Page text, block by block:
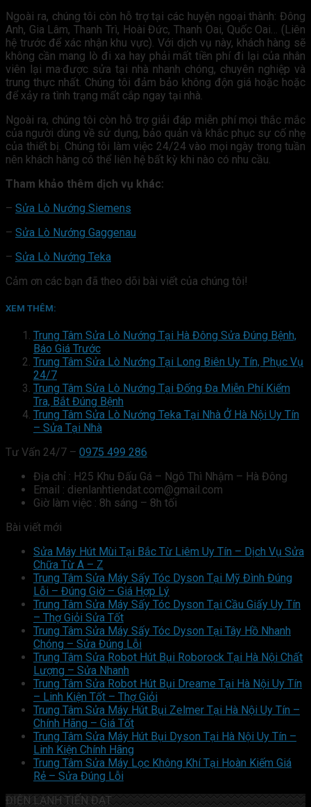
Ngoài ra, chúng tôi còn hỗ trợ tại các huyện ngoại thành: Đông
Anh, Gia Lâm, Thanh Trì, Hoài Đức, Thanh Oai, Quốc Oai… (Liên
hệ trước để xác nhận khu vực). Với dịch vụ này, khách hàng sẽ
không cần mang lò đi xa hay phải mất tiền phí đi lại của nhân
viên lại ma·được sửa tại nhà nhanh chóng, chuyên nghiệp và
trung thực nhất. Chúng tôi đảm bảo không độn giá hoặc hoặc
để xảy ra tình trạng mất cắp ngay tại nhà.
Ngoài ra, chúng tôi còn hỗ trợ giải đáp miễn phí mọi thắc mắc
của người dùng về sử dụng, bảo quản và khắc phục sự cố nhẹ
của thiết bị. Chúng tôi làm việc 24/24 vào mọi ngày trong tuần
nên khách hàng có thể liên hệ bất kỳ khi nào có nhu cầu.
Tham khảo thêm dịch vụ khác:
– Sửa Lò Nướng Siemens
– Sửa Lò Nướng Gaggenau
– Sửa Lò Nướng Teka
Cảm ơn các bạn đã theo dõi bài viết của chúng tôi!
XEM THÊM:
Trung Tâm Sửa Lò Nướng Tại Hà Đông Sửa Đúng Bệnh,
Báo Giá Trước
Trung Tâm Sửa Lò Nướng Tại Long Biên Uy Tín, Phục Vụ
24/7
Trung Tâm Sửa Lò Nướng Tại Đống Đa Miễn Phí Kiểm
Tra, Bắt Đúng Bệnh
Trung Tâm Sửa Lò Nướng Teka Tại Nhà Ở Hà Nội Uy Tín
– Sửa Tại Nhà
Tư Vấn 24/7 – 0975 499 286
Địa chỉ : H25 Khu Đấu Gá – Ngô Thì Nhậm – Hà Đông
Email : dienlanhtiendat.com@gmail.com
Giờ làm việc : 8h sáng – 8h tối
Bài viết mới
Sửa Máy Hút Mùi Tại Bắc Từ Liêm Uy Tín – Dịch Vụ Sửa
Chữa Từ A – Z
Trung Tâm Sửa Máy Sấy Tóc Dyson Tại Mỹ Đình Đúng
Lỗi – Đúng Giờ – Giá Hợp Lý
Trung Tâm Sửa Máy Sấy Tóc Dyson Tại Cầu Giấy Uy Tín
– Thợ Giỏi Sửa Tốt
Trung Tâm Sửa Máy Sấy Tóc Dyson Tại Tây Hồ Nhanh
Chóng – Sửa Đúng Lỗi
Trung Tâm Sửa Robot Hút Bụi Roborock Tại Hà Nội Chất
Lượng – Sửa Nhanh
Trung Tâm Sửa Robot Hút Bụi Dreame Tại Hà Nội Uy Tín
– Linh Kiện Tốt – Thợ Giỏi
Trung Tâm Sửa Máy Hút Bụi Zelmer Tại Hà Nội Uy Tín –
Chính Hãng – Giá Tốt
Trung Tâm Sửa Máy Hút Bụi Dyson Tại Hà Nội Uy Tín –
Linh Kiện Chính Hãng
Trung Tâm Sửa Máy Lọc Không Khí Tại Hoàn Kiếm Giá
Rẻ – Sửa Đúng Lỗi
ĐIỆN LẠNH TIẾN ĐẠT